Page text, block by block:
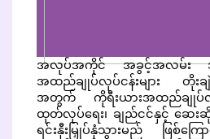
အလုပ်အကိုင် အခွင့်အလမ်း အမ
အထည်ချုပ်လုပ်ငန်းများ တိုးခ
အတွက် ကိုရီးယားအထည်ချုပ်
ထုတ်လုပ်ရေး၊ ချည်ငင်နှင့် ဆေးဆိုး
ရင်းနှီးမြှုပ်နှံသွားမည် ဖြစ်က